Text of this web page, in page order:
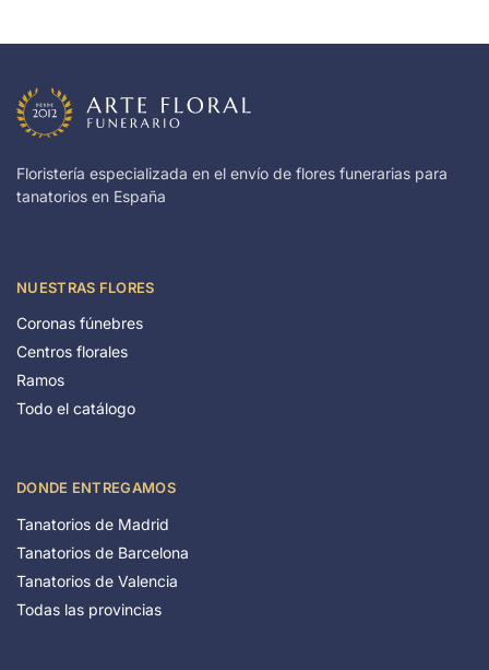
Floristería especializada en el envío de flores funerarias para
tanatorios en España
NUESTRAS FLORES
Coronas fúnebres
Centros florales
Ramos
Todo el catálogo
DONDE ENTREGAMOS
Tanatorios de Madrid
Tanatorios de Barcelona
Tanatorios de Valencia
Todas las provincias